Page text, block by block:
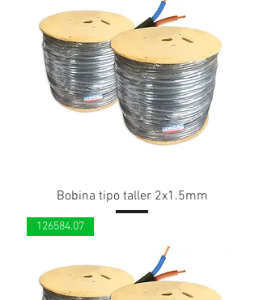
Bobina tipo taller 2x1.5mm
126584.07